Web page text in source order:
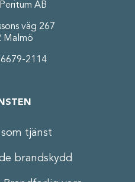
AB
väg 267
Malmö
2114
tjänst
brandskydd